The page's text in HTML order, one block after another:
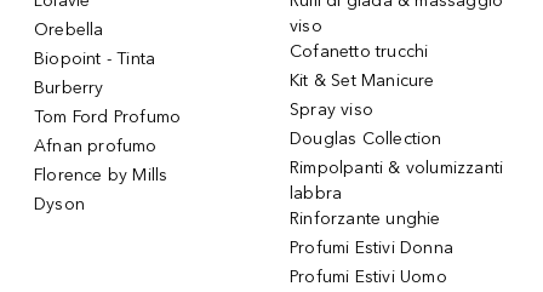
Orebella
Biopoint - Tinta
Burberry
Tom Ford Profumo
Afnan profumo
Florence by Mills
Dyson
viso
Cofanetto trucchi
Kit & Set Manicure
Spray viso
Douglas Collection
Rimpolpanti & volumizzanti
labbra
Rinforzante unghie
Profumi Estivi Donna
Profumi Estivi Uomo